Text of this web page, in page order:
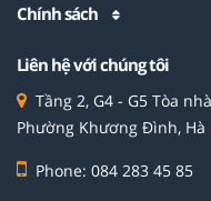
Chính sách
Liên hệ với chúng tôi
Tầng 2, G4 - G5 Tòa
Phường Khương Đình, Hà
Phone: 084 283 45 85